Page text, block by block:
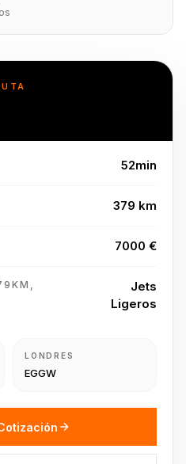
52min
379 km
7000 €
Jets
Ligeros
LONDRES
EGGW